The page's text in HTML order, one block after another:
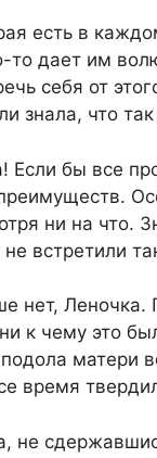
есть в
то дает им
себя от
знала, что так
бы все
ни на что.
встретили
нет, Леночка.
к чему это
подола матери
время
не